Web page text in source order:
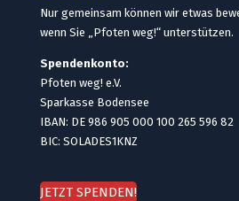
Nur gemeinsam können wir etwas
wenn Sie „Pfoten weg!“ unterstützen.
Spendenkonto:
Pfoten weg! e.V.
Sparkasse Bodensee
IBAN: DE 986 905 000 100 265 596 82
BIC: SOLADES1KNZ
JETZT SPENDEN!